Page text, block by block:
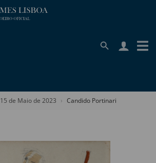
15 de Maio de 2023 Candido Portinari